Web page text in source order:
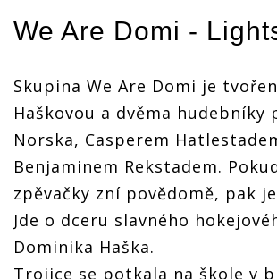
Eurovize.
Která má
šanci na
úspěch?
Eurovize.
Která má
šanci na
úspěch?
písní
národního
Eurovize.
Která má
ve světě
největší
šanci na
úspěch?
We Are Domi -
Skupina We Are Domi je
Haškovou a dvěma hudebníky
Norska, Casperem
Benjaminem Rekstadem.
zpěvačky zní povědomě, pak
Jde o dceru slavného
Dominika Haška.
Trojice se potkala na škole v